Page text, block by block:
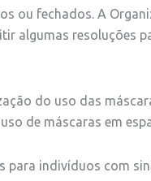
ou fechados. A
algumas resoluções
do uso das
de máscaras em
para indivíduos com